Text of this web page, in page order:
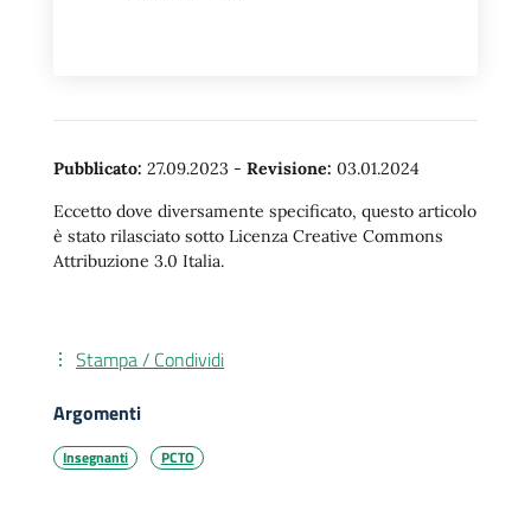
Pubblicato: 27.09.2023 - Revisione: 03.01.2024
Eccetto dove diversamente specificato, questo articolo
è stato rilasciato sotto Licenza Creative Commons
Attribuzione 3.0 Italia.
Stampa / Condividi
Argomenti
Insegnanti PCTO